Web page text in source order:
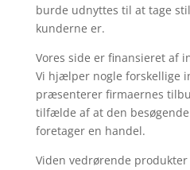
burde udnyttes til at tage
kunderne er.
Vores side er finansieret af
Vi hjælper nogle forskellige
præsenterer firmaernes
tilfælde af at den
foretager en handel.
Viden vedrørende